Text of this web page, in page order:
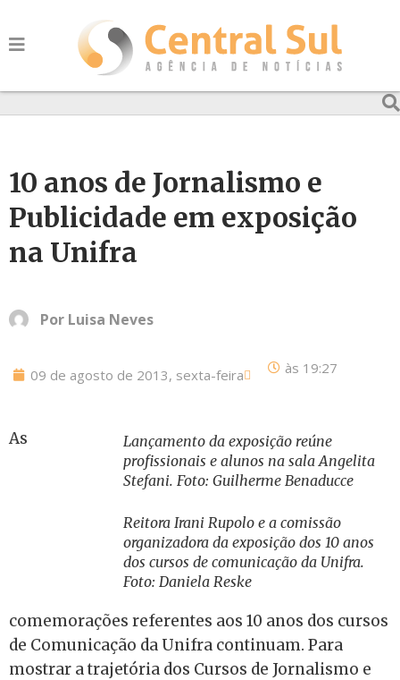
10 anos de Jornalismo e
Publicidade em exposição
na Unifra
Por Luisa Neves
09 de agosto de 2013, sexta-feira às 19:27
Lançamento da exposição reúne
profissionais e alunos na sala Angelita
Stefani. Foto: Guilherme Benaducce
Reitora Irani Rupolo e a comissão
organizadora da exposição dos 10 anos
dos cursos de comunicação da Unifra.
Foto: Daniela Reske
As
comemorações referentes aos 10 anos dos cursos
de Comunicação da Unifra continuam. Para
mostrar a trajetória dos Cursos de Jornalismo e